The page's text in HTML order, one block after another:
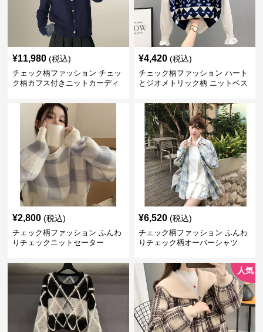
¥11,980 (税込)
チェック柄ファッション チェッ
ク柄カフス付きニットカーディ
¥4,420 (税込)
チェック柄ファッション ハート
とジオメトリック柄 ニットベス
¥2,800 (税込)
チェック柄ファッション ふんわ
りチェックニットセーター
¥6,520 (税込)
チェック柄ファッション ふんわ
りチェック柄オーバーシャツ
人気